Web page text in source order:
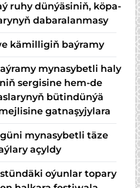
ru­hy dün­ýä­si­niň, kö­pa­
da­ba­ra­lan­ma­sy
kämilligiň baýramy
mynasybetli haly
sergisine hem-de
bütindünýä
gatnaşyjylara
mynasybetli täze
açyldy
oýunlar topary